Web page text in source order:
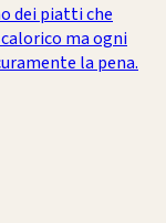
dei piatti che
ma ogni
la pena.